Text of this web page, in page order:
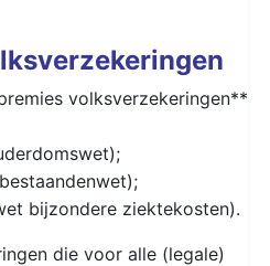
volksverzekeringen**
bijzondere ziektekosten).
die voor alle (legale)